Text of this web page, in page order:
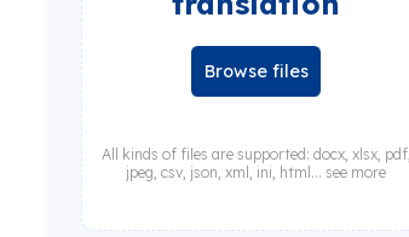
Browse files
All kinds of files are supported: docx, xlsx, pdf,
jpeg, csv, json, xml, ini, html... see more